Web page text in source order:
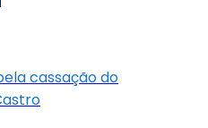
cassação do